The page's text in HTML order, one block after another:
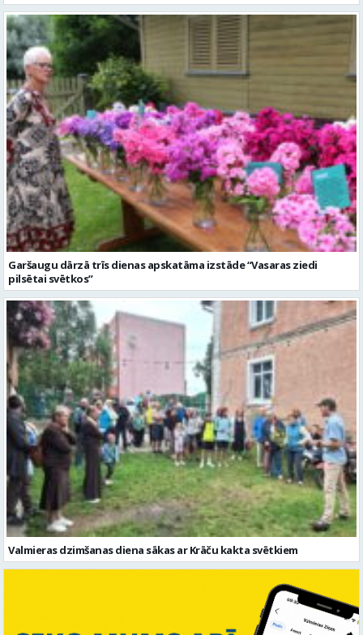
Valmieras teātris uzsāk 104. sezonu – par varu, brīvību
Garšaugu dārzā trīs dienas apskatāma izstāde “Vasaras ziedi
pilsētai svētkos”